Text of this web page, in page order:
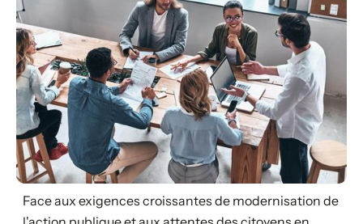
Face aux exigences croissantes de modernisation de